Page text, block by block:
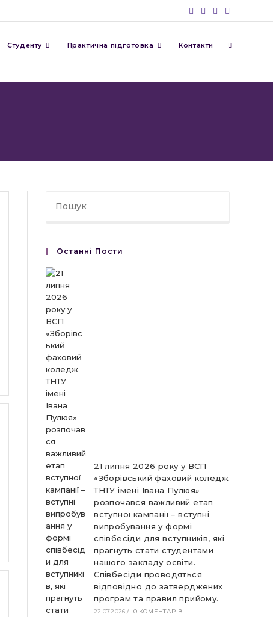
Студенту Практична підготовка Контакти
Останні Пости
21 липня 2026 року у ВСП
«Зборівський фаховий коледж
ТНТУ імені Івана Пулюя»
розпочався важливий етап
вступної кампанії – вступні
випробування у формі
співбесіди для вступників, які
прагнуть стати студентами
нашого закладу освіти.
Співбесіди проводяться
відповідно до затверджених
програм та правил прийому.
22.07.2026 / 0 КОМЕНТАРІВ